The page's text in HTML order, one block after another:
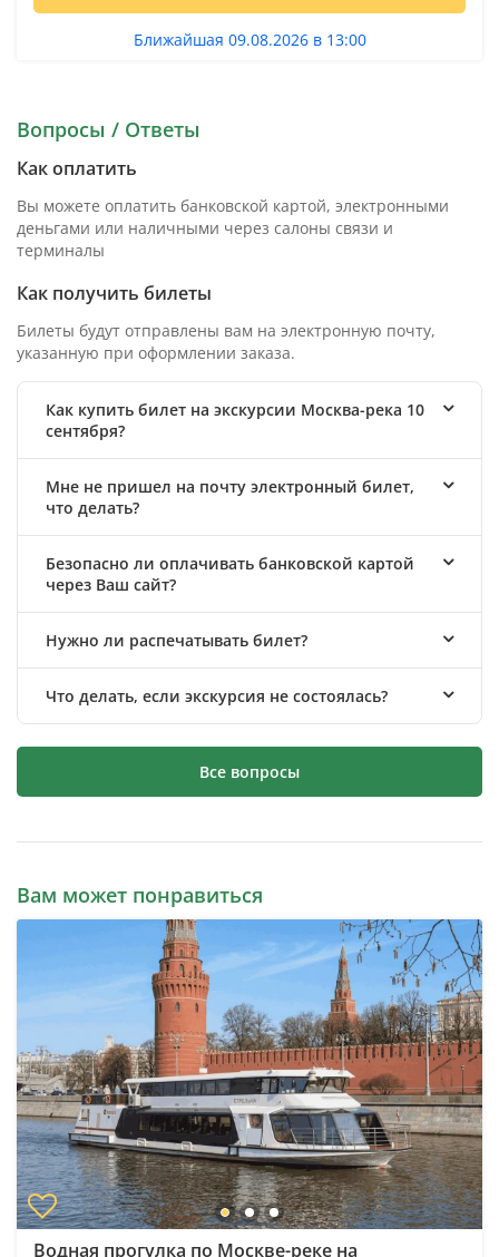
Ближайшая 09.08.2026 в 13:00
Вопросы / Ответы
Как оплатить
Вы можете оплатить банковской картой, электронными
деньгами или наличными через салоны связи и
терминалы
Как получить билеты
Билеты будут отправлены вам на электронную почту,
указанную при оформлении заказа.
Как купить билет на экскурсии Москва-река 10
сентября?
Мне не пришел на почту электронный билет,
что делать?
Безопасно ли оплачивать банковской картой
через Ваш сайт?
Нужно ли распечатывать билет?
Что делать, если экскурсия не состоялась?
Все вопросы
Вам может понравиться
Водная прогулка по Москве-реке на